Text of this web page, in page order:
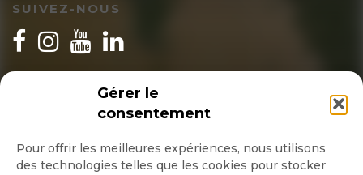
Gérer le
consentement
Pour offrir les meilleures expériences, nous utilisons
des technologies telles que les cookies pour stocker
SUIVEZ-NOUS
INSCRIPTION NEWSLETTER